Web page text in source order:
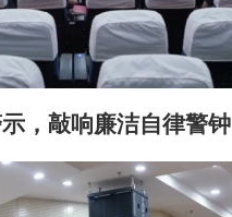
，敲响廉洁自律警钟